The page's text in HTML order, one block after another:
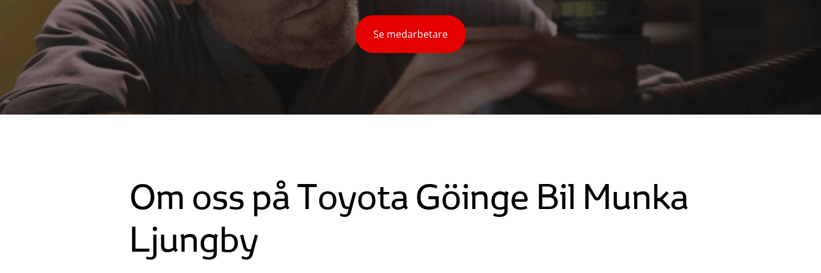
Se medarbetare
Om oss på Toyota Göinge Bil Munka
Ljungby